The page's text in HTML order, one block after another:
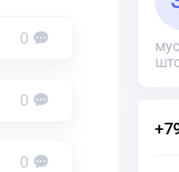
0
0
0